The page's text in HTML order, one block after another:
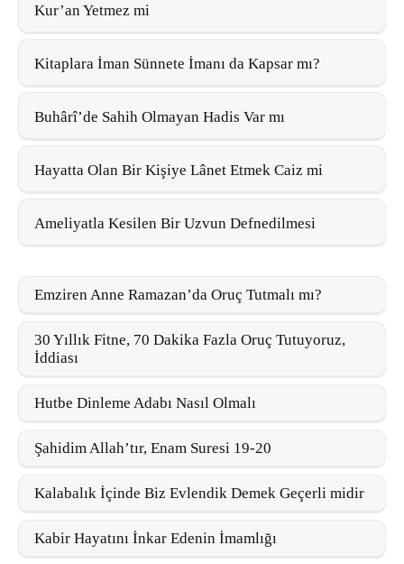
Kur’an Yetmez mi
Kitaplara İman Sünnete İmanı da Kapsar mı?
Buhârî’de Sahih Olmayan Hadis Var mı
Hayatta Olan Bir Kişiye Lânet Etmek Caiz mi
Ameliyatla Kesilen Bir Uzvun Defnedilmesi
Emziren Anne Ramazan’da Oruç Tutmalı mı?
30 Yıllık Fitne, 70 Dakika Fazla Oruç Tutuyoruz,
İddiası
Hutbe Dinleme Adabı Nasıl Olmalı
Şahidim Allah’tır, Enam Suresi 19-20
Kalabalık İçinde Biz Evlendik Demek Geçerli midir
Kabir Hayatını İnkar Edenin İmamlığı